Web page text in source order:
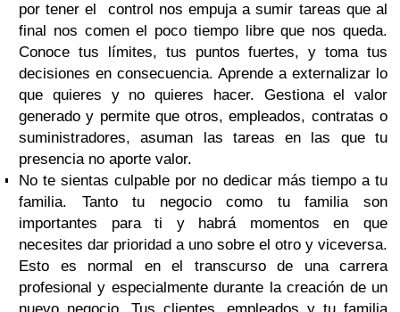
por tener el control nos empuja a sumir tareas que al
final nos comen el poco tiempo libre que nos queda.
Conoce tus límites, tus puntos fuertes, y toma tus
decisiones en consecuencia. Aprende a externalizar lo
que quieres y no quieres hacer. Gestiona el valor
generado y permite que otros, empleados, contratas o
suministradores, asuman las tareas en las que tu
presencia no aporte valor.
No te sientas culpable por no dedicar más tiempo a tu
familia. Tanto tu negocio como tu familia son
importantes para ti y habrá momentos en que
necesites dar prioridad a uno sobre el otro y viceversa.
Esto es normal en el transcurso de una carrera
profesional y especialmente durante la creación de un